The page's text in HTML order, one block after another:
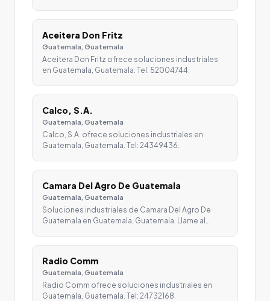
Aceitera Don Fritz
Guatemala, Guatemala
Aceitera Don Fritz ofrece soluciones industriales
en Guatemala, Guatemala. Tel: 52004744.
Calco, S.A.
Guatemala, Guatemala
Calco, S.A. ofrece soluciones industriales en
Guatemala, Guatemala. Tel: 24349436.
Camara Del Agro De Guatemala
Guatemala, Guatemala
Soluciones industriales de Camara Del Agro De
Guatemala en Guatemala, Guatemala. Llame al…
Radio Comm
Guatemala, Guatemala
Radio Comm ofrece soluciones industriales en
Guatemala, Guatemala. Tel: 24732168.